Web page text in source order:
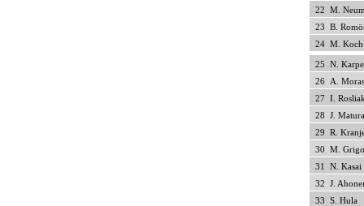
22 M.
23 B.
24 M. Koch
25 N.
26
A.
27 I.
28 J. Matura
29 R.
30 M.
31
N. Kasai
32 J.
33 S. Hula